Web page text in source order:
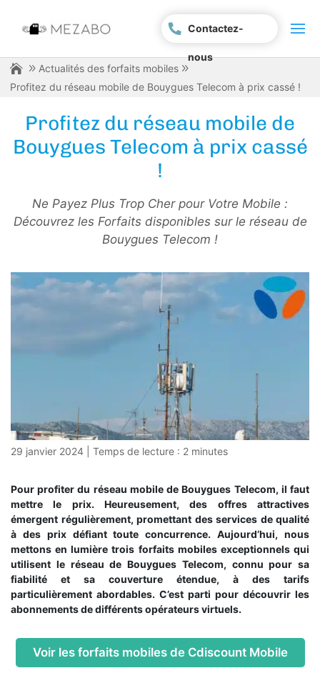
Contactez-
nous
Actualités des forfaits mobiles
Profitez du réseau mobile de Bouygues Telecom à prix cassé !
Profitez du réseau mobile de
Bouygues Telecom à prix cassé
!
Ne Payez Plus Trop Cher pour Votre Mobile :
Découvrez les Forfaits disponibles sur le réseau de
Bouygues Telecom !
29 janvier 2024 Temps de lecture : 2 minutes
Pour profiter du réseau mobile de Bouygues Telecom, il faut
mettre le prix. Heureusement, des offres attractives
émergent régulièrement, promettant des services de qualité
à des prix défiant toute concurrence. Aujourd’hui, nous
mettons en lumière trois forfaits mobiles exceptionnels qui
utilisent le réseau de Bouygues Telecom, connu pour sa
fiabilité et sa couverture étendue, à des tarifs
particulièrement abordables. C’est parti pour découvrir les
abonnements de différents opérateurs virtuels.
Voir les forfaits mobiles de Cdiscount Mobile